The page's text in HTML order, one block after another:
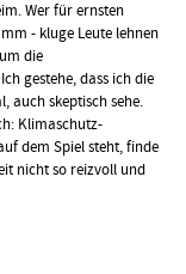
Wer für ernsten
- kluge Leute lehnen
die
gestehe, dass ich die
auch skeptisch sehe.
Klimaschutz-
dem Spiel steht, finde
nicht so reizvoll und